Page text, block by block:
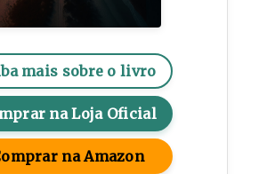
mais sobre o livro
na Loja Oficial
na Amazon